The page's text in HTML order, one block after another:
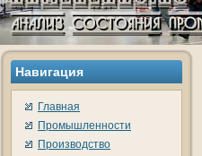
Навигация
Главная
Промышленности
Производство